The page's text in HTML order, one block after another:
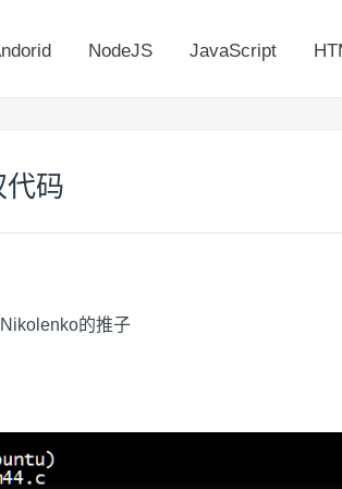
NodeJS JavaScript
代码
的推子